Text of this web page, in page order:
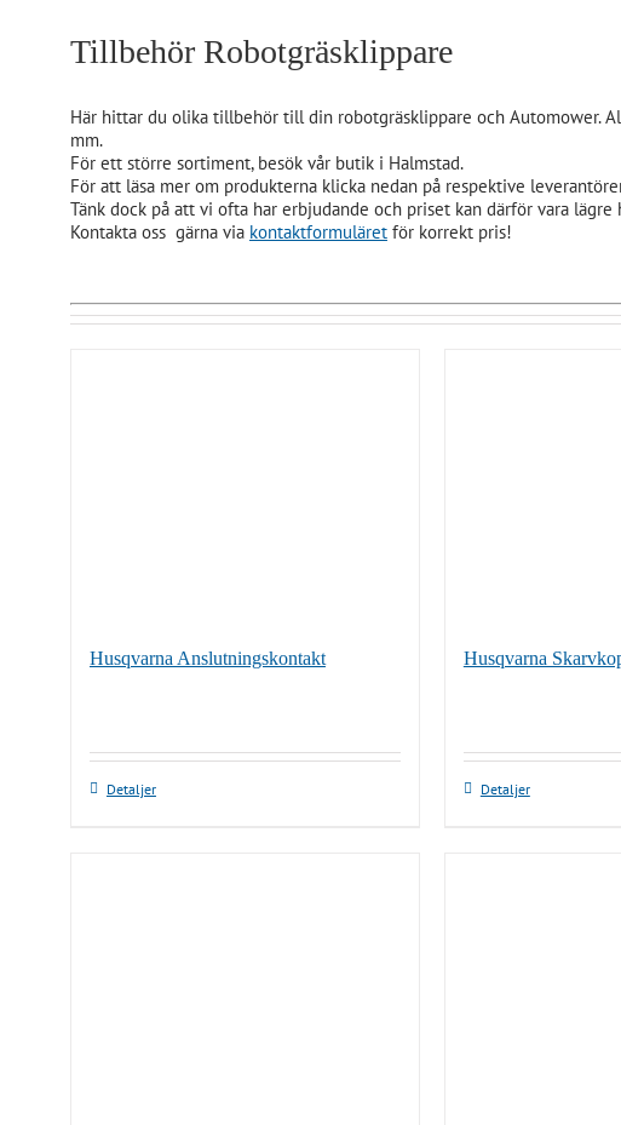
Tillbehör Robotgräsklippare
Här hittar du olika tillbehör till din robotgräsklippare och Automower.
mm.
För ett större sortiment, besök vår butik i Halmstad.
För att läsa mer om produkterna klicka nedan på respektive
Tänk dock på att vi ofta har erbjudande och priset kan därför vara
Kontakta oss gärna via kontaktformuläretför korrekt pris!
Husqvarna Anslutningskontakt
Detaljer
Husqvarna
Detaljer